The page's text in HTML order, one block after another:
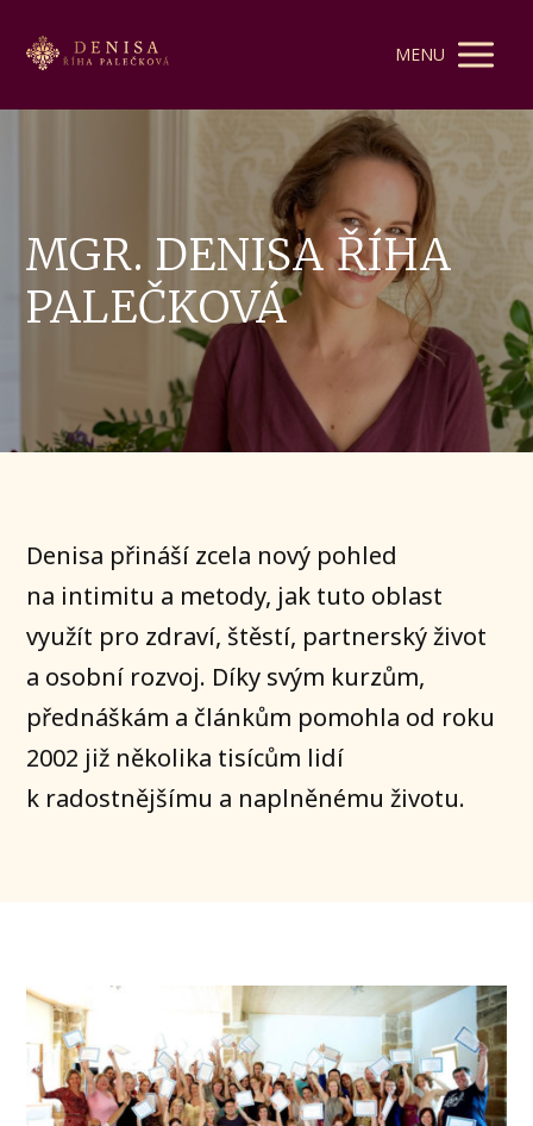
MENU
MGR. DENISA ŘÍHA
PALEČKOVÁ
Denisa přináší zcela nový pohled
na intimitu a metody, jak tuto oblast
využít pro zdraví, štěstí, partnerský život
a osobní rozvoj. Díky svým kurzům,
přednáškám a článkům pomohla od roku
2002 již několika tisícům lidí
k radostnějšímu a naplněnému životu.